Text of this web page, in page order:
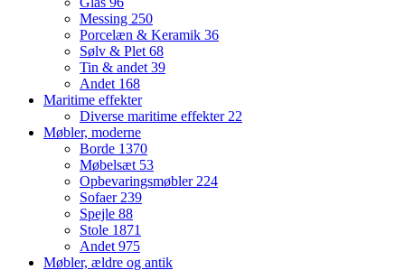
Messing 250
Porcelæn & Keramik 36
Sølv & Plet68
Tin & andet39
Andet 168
Maritime effekter
Diverse maritime effekter22
Møbler, moderne
Borde 1370
Møbelsæt 53
Opbevaringsmøbler224
Sofaer239
Spejle 88
Stole 1871
Andet975
Møbler, ældre og antik